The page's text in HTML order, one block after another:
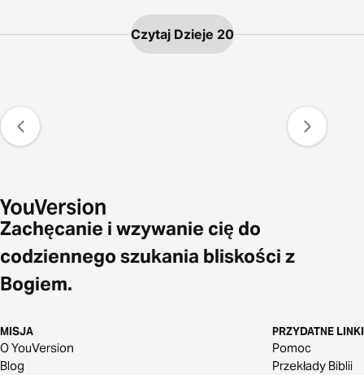
Czytaj Dzieje 20
Zachęcanie i wzywanie cię do
codziennego szukania bliskości z
Bogiem.
MISJA
O YouVersion
Blog
PRZYDATNE LINKI
Pomoc
Przekłady Biblii